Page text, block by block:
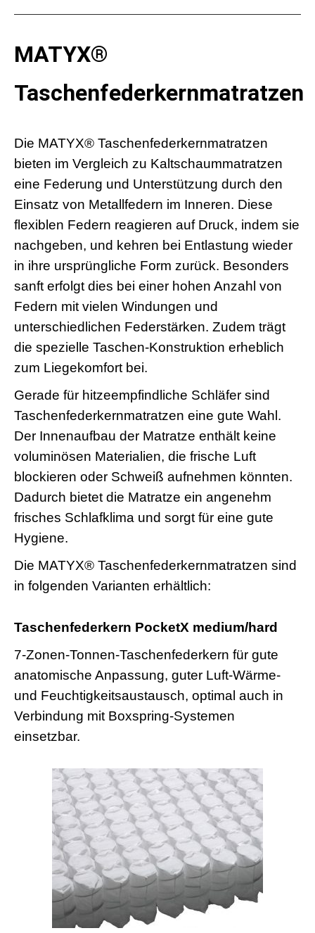
MATYX®
Taschenfederkernmatratzen
Die MATYX® Taschenfederkernmatratzen
bieten im Vergleich zu Kaltschaummatratzen
eine Federung und Unterstützung durch den
Einsatz von Metallfedern im Inneren. Diese
flexiblen Federn reagieren auf Druck, indem sie
nachgeben, und kehren bei Entlastung wieder
in ihre ursprüngliche Form zurück. Besonders
sanft erfolgt dies bei einer hohen Anzahl von
Federn mit vielen Windungen und
unterschiedlichen Federstärken. Zudem trägt
die spezielle Taschen-Konstruktion erheblich
zum Liegekomfort bei.
Gerade für hitzeempfindliche Schläfer sind
Taschenfederkernmatratzen eine gute Wahl.
Der Innenaufbau der Matratze enthält keine
voluminösen Materialien, die frische Luft
blockieren oder Schweiß aufnehmen könnten.
Dadurch bietet die Matratze ein angenehm
frisches Schlafklima und sorgt für eine gute
Hygiene.
Die MATYX® Taschenfederkernmatratzen sind
in folgenden Varianten erhältlich:
Taschenfederkern PocketX medium/hard
7-Zonen-Tonnen-Taschenfederkern für gute
anatomische Anpassung, guter Luft-Wärme-
und Feuchtigkeitsaustausch, optimal auch in
Verbindung mit Boxspring-Systemen
einsetzbar.